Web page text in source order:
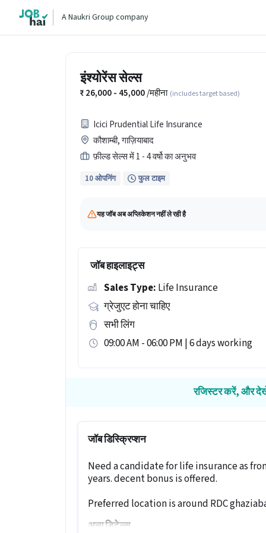
A Naukri Group company
इंश्योरेंस सेल्स
26,000 - 45,000/महीना (includes target based)
Icici Prudential Life Insurance
कौशाम्बी, गाज़ियाबाद
फ़ील्ड सेल्स में 1 - 4 वर्षो का अनुभव
10 ओपनिंग फुल टाइम
यह जॉब अब अप्लिकेशन नहीं ले रही है
जॉब हाइलाइट्स
Sales Type: Life Insurance
ग्रेजुएट होना चाहिए
सभी लिंग
09:00 AM - 06:00 PM | 6 days working
रजिस्टर करें, और
जॉब डिस्क्रिप्शन
Need a candidate for life insurance as
years. decent bonus is offered.
Preferred location is around RDC
अन्य डिटेल्स